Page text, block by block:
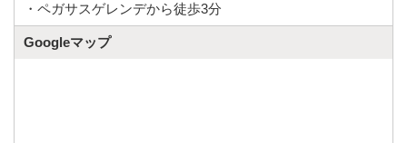
・ペガサスゲレンデから徒歩3分
Googleマップ